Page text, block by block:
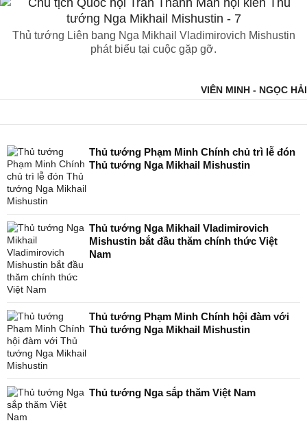
Thủ tướng Liên bang Nga Mikhail Vladimirovich Mishustin
phát biểu tại cuộc gặp gỡ.
VIÊN MINH - NGỌC HẢI
Thủ tướng Phạm Minh Chính chủ trì lễ đón
Thủ tướng Nga Mikhail Mishustin
Thủ tướng Nga Mikhail Vladimirovich
Mishustin bắt đầu thăm chính thức Việt
Nam
Thủ tướng Phạm Minh Chính hội đàm với
Thủ tướng Nga Mikhail Mishustin
Thủ tướng Nga sắp thăm Việt Nam